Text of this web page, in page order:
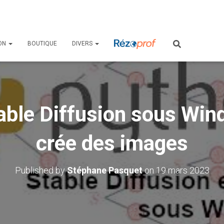
BOUTIQUE DIVERS
Diffusion sous
crée des images
Published byStéphane Pasqueton 19 mars 2023